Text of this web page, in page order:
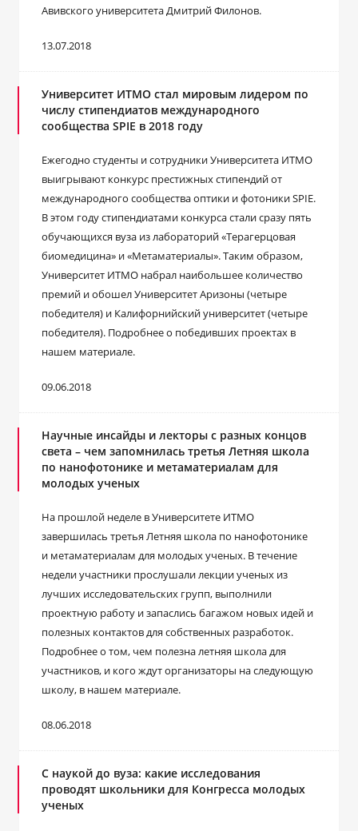
Авивского университета Дмитрий Филонов.
13.07.2018
Университет ИТМО стал мировым лидером по
числу стипендиатов международного
сообщества SPIE в 2018 году
Ежегодно студенты и сотрудники Университета ИТМО
выигрывают конкурс престижных стипендий от
международного сообщества оптики и фотоники SPIE.
В этом году стипендиатами конкурса стали сразу пять
обучающихся вуза из лабораторий «Терагерцовая
биомедицина» и «Метаматериалы». Таким образом,
Университет ИТМО набрал наибольшее количество
премий и обошел Университет Аризоны (четыре
победителя) и Калифорнийский университет (четыре
победителя). Подробнее о победивших проектах в
нашем материале.
09.06.2018
Научные инсайды и лекторы с разных концов
света – чем запомнилась третья Летняя школа
по нанофотонике и метаматериалам для
молодых ученых
На прошлой неделе в Университете ИТМО
завершилась третья Летняя школа по нанофотонике
и метаматериалам для молодых ученых. В течение
недели участники прослушали лекции ученых из
лучших исследовательских групп, выполнили
проектную работу и запаслись багажом новых идей и
полезных контактов для собственных разработок.
Подробнее о том, чем полезна летняя школа для
участников, и кого ждут организаторы на следующую
школу, в нашем материале.
08.06.2018
С наукой до вуза: какие исследования
проводят школьники для Конгресса молодых
ученых